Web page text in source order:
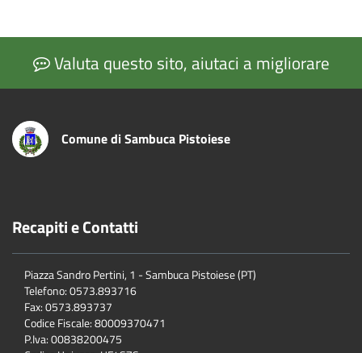
Valuta questo sito, aiutaci a migliorare
Comune di Sambuca Pistoiese
Recapiti e Contatti
Piazza Sandro Pertini, 1 - Sambuca Pistoiese (PT)
Telefono: 0573.893716
Fax: 0573.893737
Codice Fiscale: 80009370471
P.Iva: 00838200475